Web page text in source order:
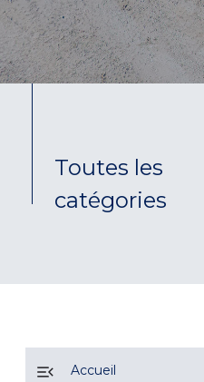
Toutes les
catégories
Accueil